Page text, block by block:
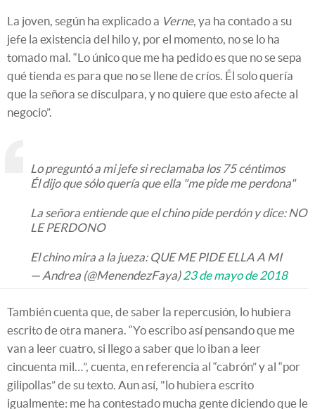
La joven, según ha explicado a Verne, ya ha contado a su
jefe la existencia del hilo y, por el momento, no se lo ha
tomado mal. “Lo único que me ha pedido es que no se sepa
qué tienda es para que no se llene de críos. Él solo quería
que la señora se disculpara, y no quiere que esto afecte al
negocio”.
Lo preguntó a mi jefe si reclamaba los 75 céntimos
Él dijo que sólo quería que ella "me pide me perdona"
La señora entiende que el chino pide perdón y dice: NO
LE PERDONO
El chino mira a la jueza: QUE ME PIDE ELLA A MI
— Andrea (@MenendezFaya)23 de mayo de 2018
También cuenta que, de saber la repercusión, lo hubiera
escrito de otra manera. “Yo escribo así pensando que me
van a leer cuatro, si llego a saber que lo iban a leer
cincuenta mil…”, cuenta, en referencia al “cabrón” y al “por
gilipollas” de su texto. Aun así, "lo hubiera escrito
igualmente: me ha contestado mucha gente diciendo que le